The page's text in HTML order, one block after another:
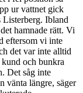
ur vattnet gick
Listerberg. Ibland
hamnade rätt. Vi
eftersom vi inte
det var inte alltid
och bunkra
Det såg inte
vänta längre, säger